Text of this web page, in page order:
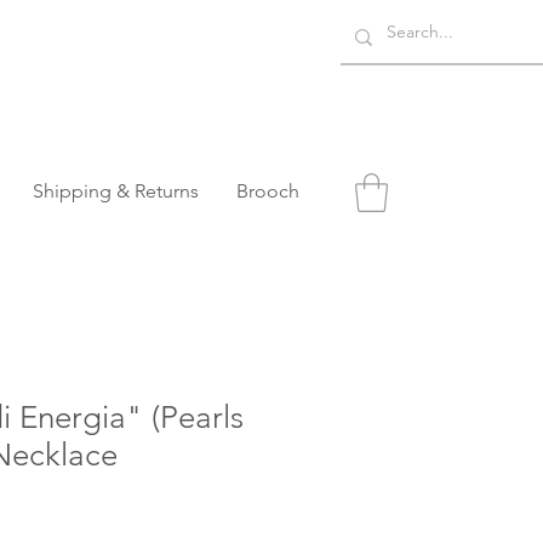
Shipping & Returns Brooch
Energia" (Pearls